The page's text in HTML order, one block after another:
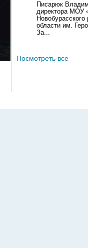
Писарюк
директора МОУ
области им.
За...
Посмотреть все